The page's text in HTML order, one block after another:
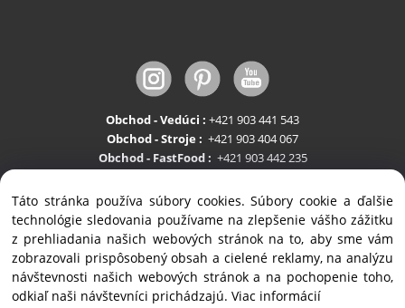
Obchod - Vedúci : +421 903 441 543
Obchod - Stroje : +421 903 404 067
Obchod - FastFood : +421 903 442 235
Táto stránka používa súbory cookies. Súbory cookie a ďalšie
technológie sledovania používame na zlepšenie vášho zážitku
z prehliadania našich webových stránok na to, aby sme vám
zobrazovali prispôsobený obsah a cielené reklamy, na analýzu
návštevnosti našich webových stránok a na pochopenie toho,
odkiaľ naši návštevníci prichádzajú. Viac informácií